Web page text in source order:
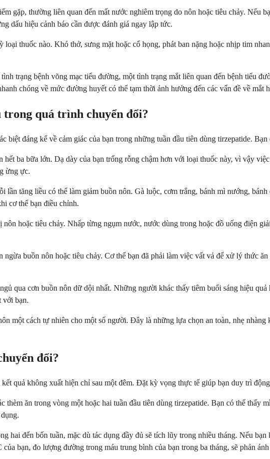
gặp, thường liên quan đến mất nước nghiêm trọng do nôn hoặc tiêu chảy. Nếu
dấu hiệu cảnh báo cần được đánh giá ngay lập tức.
thuốc nào. Khó thở, sưng mặt hoặc cổ họng, phát ban nặng hoặc nhịp tim
trạng bệnh võng mạc tiểu đường, một tình trạng mắt liên quan đến bệnh tiểu
chóng về mức đường huyết có thể tạm thời ảnh hưởng đến các vấn đề về mắt
trong quá trình chuyển đổi?
biệt đáng kể về cảm giác của bạn trong những tuần đầu tiên dùng tirzepatide.
ba bữa lớn. Dạ dày của bạn trống rỗng chậm hơn với loại thuốc này, vì vậy
ừng ực.
lần tăng liều có thể làm giảm buồn nôn. Gà luộc, cơm trắng, bánh mì nướng,
cơ thể bạn điều chỉnh.
hoặc tiêu chảy. Nhấp từng ngụm nước, nước dùng trong hoặc đồ uống điện
buồn nôn hoặc tiêu chảy. Cơ thể bạn đã phải làm việc vất vả để xử lý thức
qua cơn buồn nôn dữ dội nhất. Những người khác thấy tiêm buổi sáng hiệu
với bạn.
một cách tự nhiên cho một số người. Đây là những lựa chọn an toàn, nhẹ
đổi?
quả không xuất hiện chỉ sau một đêm. Đặt kỳ vọng thực tế giúp bạn duy trì
thèm ăn trong vòng một hoặc hai tuần đầu tiên dùng tirzepatide. Bạn có thể thấy
hai đến bốn tuần, mặc dù tác dụng đầy đủ sẽ tích lũy trong nhiều tháng. Nếu
bạn, đo lượng đường trong máu trung bình của bạn trong ba tháng, sẽ phản